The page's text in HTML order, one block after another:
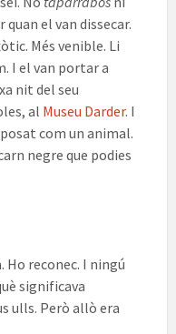
quan el van dissecar.
Més venible. Li
I el van portar a
nit del seu
al Museu Darder. I
com un animal.
negre que podies
Ho reconec. I ningú
significava
ulls. Però allò era